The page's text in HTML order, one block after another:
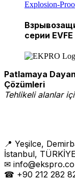
Explosion-
серии EVFE
Patlamaya
Çözümleri
Tehlikeli alanlar
📍 Yeşilce,
İstanbul, TÜRKİYE
✉
☎ +90 212 282